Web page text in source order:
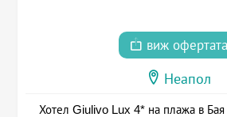
виж офертата
Неапол
Хотел Giulivo Lux 4* на плажа в